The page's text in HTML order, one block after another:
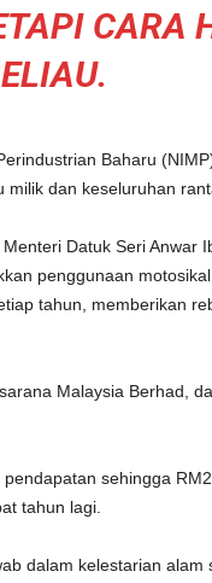
CARA
Baharu
dan keseluruhan
Datuk Seri Anwar
penggunaan
tahun, memberikan
Malaysia Berhad,
sehingga
tahun lagi.
dalam kelestarian alam